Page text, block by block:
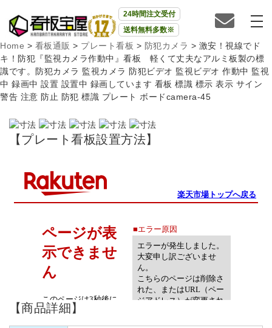
24時間注文受付
送料無料多数※
Home > 看板通販 > プレート看板 > 防犯カメラ > 激安！視線でド
キ！防犯『監視カメラ作動中』看板 軽くて丈夫なアルミ板製の標
識です。防犯カメラ 監視カメラ 防犯ビデオ 監視ビデオ 作動中 監視
中 録画中 設置 設置中 録画しています 看板 標識 標示 表示 サイン
警告 注意 防止 防犯 標識 プレート ボードcamera-45
【プレート看板設置方法】
【商品詳細】